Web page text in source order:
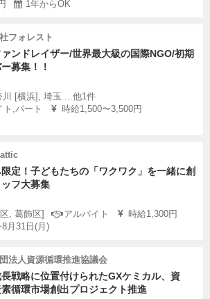
1年からOK
フォレスト
ンドレイザー/世界最大級の国際NGO/初期
募集！！
[横浜], 埼玉 ...他1件
,パート
時給1,500〜3,500円
定！子どもたちの「ワクワク」を一緒に創
フ大募集
, 葛飾区] アルバイト
時給1,300円
月31日(月)
法人資源循環推進協議会
長戦略に位置付けられたGXケミカル、資
循環市場創出プロジェクト推進